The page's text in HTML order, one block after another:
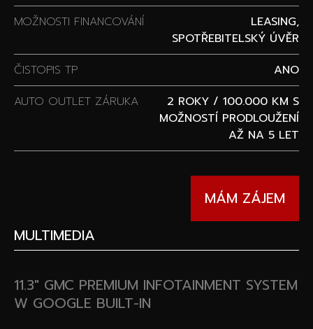
MOŽNOSTI FINANCOVÁNÍ
LEASING,
SPOTŘEBITELSKÝ ÚVĚR
ČISTOPIS TP
ANO
AUTO OUTLET ZÁRUKA
2 ROKY / 100.000 KM S
MOŽNOSTÍ PRODLOUŽENÍ
AŽ NA 5 LET
MÁM ZÁJEM
MULTIMEDIA
11.3″ GMC PREMIUM INFOTAINMENT SYSTEM
W GOOGLE BUILT-IN